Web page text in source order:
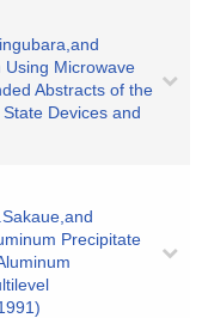
Using Microwave
Abstracts of the
Devices and
Precipitate